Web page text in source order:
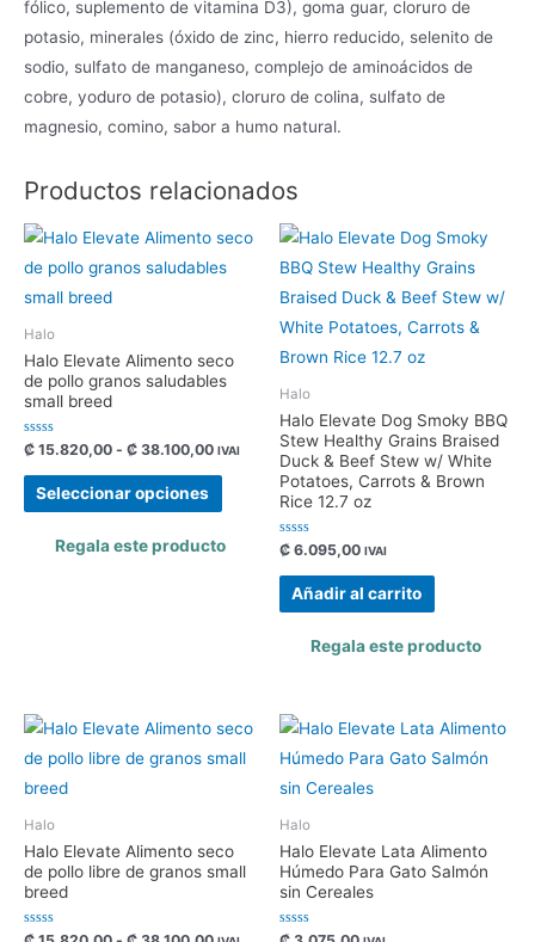
fólico, suplemento de vitamina D3), goma guar, cloruro de
potasio, minerales (óxido de zinc, hierro reducido, selenito de
sodio, sulfato de manganeso, complejo de aminoácidos de
cobre, yoduro de potasio), cloruro de colina, sulfato de
magnesio, comino, sabor a humo natural.
Productos relacionados
Halo
Halo Elevate Alimento seco
de pollo granos saludables
small breed
Valorado
con
0
de
₡ 15.820,00 - ₡ 38.100,00 IVAI
Seleccionar opciones
Regala este producto
Halo
Halo Elevate Dog Smoky BBQ
Stew Healthy Grains Braised
Duck & Beef Stew w/ White
Potatoes, Carrots & Brown
Rice 12.7 oz
Valorado
con
0
₡ 6.095,00 IVAI
Añadir al carrito
Regala este producto
Halo
Halo Elevate Alimento seco
de pollo libre de granos small
breed
Valorado
Halo
Halo Elevate Lata Alimento
Húmedo Para Gato Salmón
sin Cereales
Valorado